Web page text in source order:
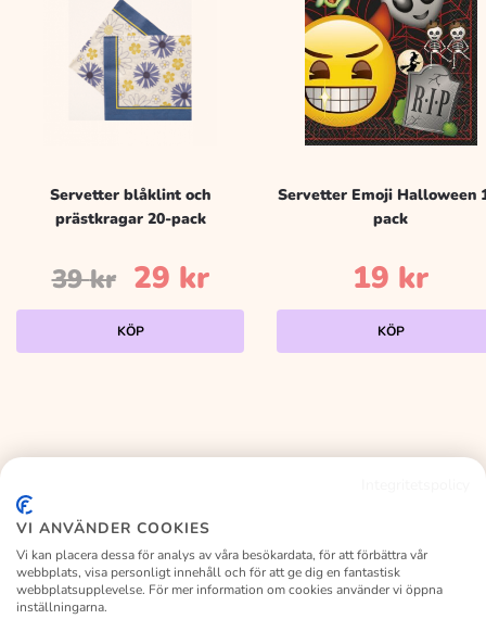
Servetter blåklint och
prästkragar 20-pack
39kr Det
ursprungliga
29 krDet
nuvarande
KÖP
Servetter Emoji Halloween
pack
19 kr
KÖP
VI ANVÄNDER COOKIES
Vi kan placera dessa för analys av våra besökardata, för att förbättra vår
webbplats, visa personligt innehåll och för att ge dig en fantastisk
webbplatsupplevelse. För mer information om cookies använder vi öppna
inställningarna.